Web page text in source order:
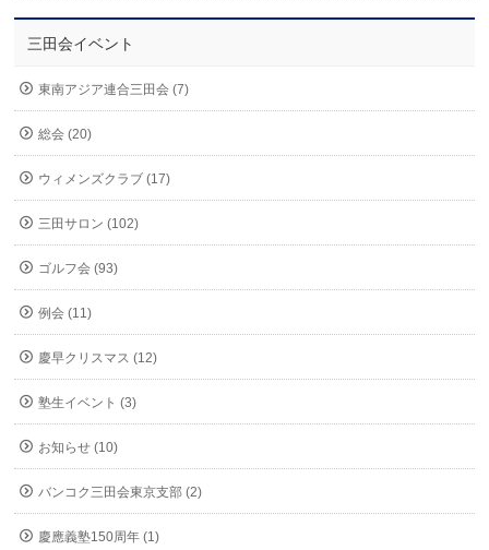
三田会イベント
東南アジア連合三田会 (7)
総会 (20)
ウィメンズクラブ (17)
三田サロン (102)
ゴルフ会 (93)
例会 (11)
慶早クリスマス (12)
塾生イベント (3)
お知らせ (10)
バンコク三田会東京支部 (2)
慶應義塾150周年 (1)